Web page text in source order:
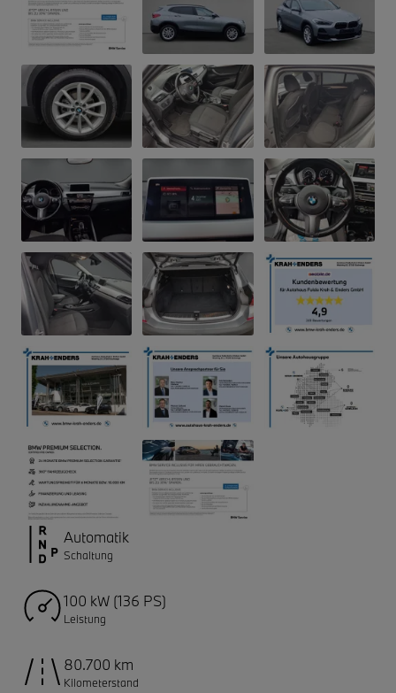
Automatik
Schaltung
100 kW (136 PS)
Leistung
80.700 km
Kilometerstand